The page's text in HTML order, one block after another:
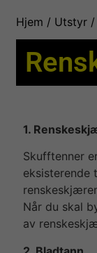
Hjem / Utstyr/
1.
Skufftenner
eksisterende
Når du skal
av